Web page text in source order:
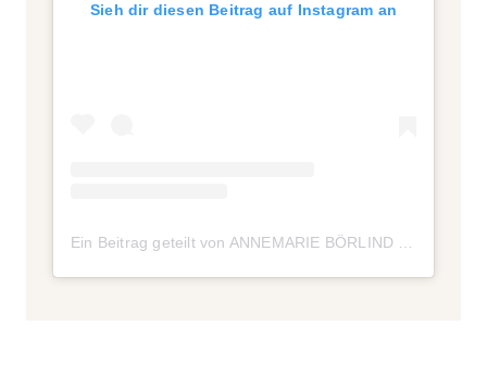
Sieh dir diesen Beitrag auf Instagram an
Ein Beitrag geteilt von ANNEMARIE BÖRLIND (@annemarieboerlind)